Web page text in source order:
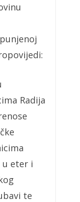
Radija
eter i
te